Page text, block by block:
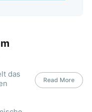
das
Read More